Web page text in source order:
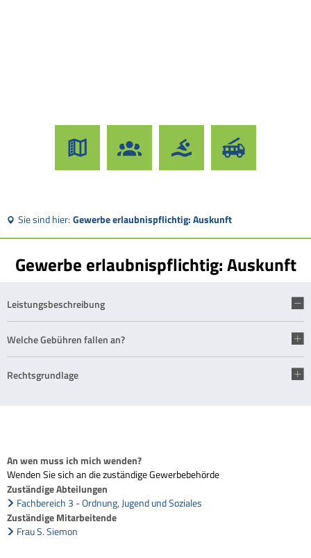
Sie sind hier: Gewerbe erlaubnispflichtig: Auskunft
Gewerbe erlaubnispflichtig: Auskunft
Leistungsbeschreibung
Welche Gebühren fallen an?
Rechtsgrundlage
An wen muss ich mich wenden?
Wenden Sie sich an die zuständige Gewerbebehörde
Zuständige Abteilungen
Fachbereich 3 - Ordnung, Jugend und Soziales
Zuständige Mitarbeitende
Frau S. Siemon